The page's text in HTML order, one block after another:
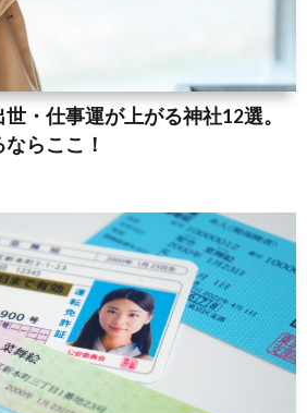
世・仕事運が上がる神社12選。
らここ！